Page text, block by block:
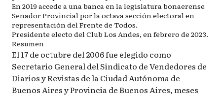
En 2019 accede a una banca en la legislatura bonaerense
Senador Provincial por la octava sección electoral en
representación del Frente de Todos.
Presidente electo del Club Los Andes, en febrero de 2023.
Resumen
El 17 de octubre del 2006 fue elegido como
Secretario General del Sindicato de Vendedores de
Diarios y Revistas de la Ciudad Autónoma de
Buenos Aires y Provincia de Buenos Aires, meses